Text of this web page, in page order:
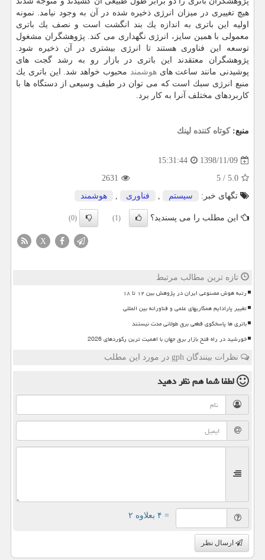
هیچ تغییری در میزان انرژی ذخیره شده در آن به وجود نیامد. نمونه
اولیه این باتری به اندازه یك بند انگشت است و نصف یك باتری
معمولی با همین سایز، انرژی نگهداری می كند. پژوهشگران مشغول
توسعه این فناوری هستند تا انرژی بیشتری در آن ذخیره شود.
پژوهشگران معتقدند این باتری در بازار رو به رشد گجت های
پوشیدنی مانند ساعت هایهوشمند محبوب خواهد شد. این باتری یك
منبع انرژی سبك است كه می توان در طیف وسیعی از دستگاه ها با
كاربردهای مختلف آنرا به كار برد.
منبع:كوتاه كننده لینك
1398/11/09
15:31:44
5.0
/
5
2631
تگهای خبر:
سیستم , فناوری , هوشمند
این مطلب را می پسندید؟ (1)
(0)
X
تازه ترین مطالب مرتبط
رتبه هوش مصنوعی ایران در پژوهش بین ۱۲ تا ۱۸
تغییر پارادایم همکاریهای علمی و فناورانه بین المللی
باتری ها پاسخگوی قطعی برق طولانی مدت نیستند
خورشید در راه فتح بازار برق جهان با اهمیت ترین رکوردهای 2026
نظرات بینندگان gph در مورد این مطلب
لطفا شما همنظر دهید
= ۴ بعلاوه ۲
ارسال نظر